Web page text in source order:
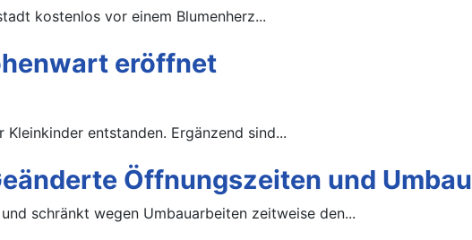
kostenlos vor einem Blumenherz...
eröffnet
entstanden. Ergänzend sind...
Öffnungszeiten und Umbau
schränkt wegen Umbauarbeiten zeitweise den...